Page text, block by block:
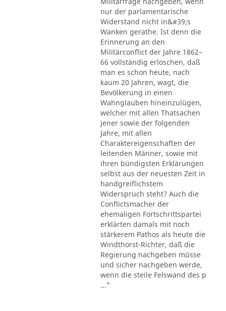
nur der parlamentarische
Widerstand nicht in&#39;s
Wanken gerathe. Ist denn die
Erinnerung an den
Militärconflict der Jahre 1862–
66 vollständig erloschen, daß
man es schon heute, nach
kaum 20 Jahren, wagt, die
Bevölkerung in einen
Wahnglauben hineinzulügen,
welcher mit allen Thatsachen
jener sowie der folgenden
Jahre, mit allen
Charaktereigenschaften der
leitenden Männer, sowie mit
ihren bündigsten Erklärungen
selbst aus der neuesten Zeit in
handgreiflichstem
Widerspruch steht? Auch die
Conflictsmacher der
ehemaligen Fortschrittspartei
erklärten damals mit noch
stärkerem Pathos als heute die
Windthorst-Richter, daß die
Regierung nachgeben müsse
und sicher nachgeben werde,
wenn die steile Felswand des p
..."